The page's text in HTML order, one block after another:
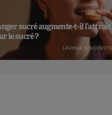
sucré augmente-t-il l’attrait
le sucré ?
LAVINIA SINCOVITS